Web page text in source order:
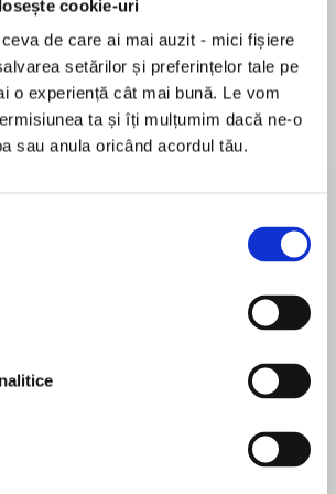
cookie-uri
de care ai mai auzit - mici fișiere
setărilor și preferințelor tale pe
o experiență cât mai bună. Le vom
ta și îți mulțumim dacă ne-o
sau anula oricând acordul tău.
across Europe with Agatha
of her most iconic creations
immerses you in a world of
including Hercule Poirot,
Quin, Miss Marple and more as
carte
is known throughout the world as